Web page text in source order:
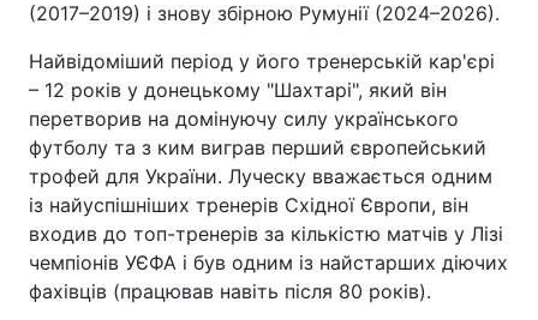
(2017–2019) і знову збірною Румунії (2024–2026).
Найвідоміший період у його тренерській кар'єрі
– 12 років у донецькому "Шахтарі", який він
перетворив на домінуючу силу українського
футболу та з ким виграв перший європейський
трофей для України. Луческу вважається одним
із найуспішніших тренерів Східної Європи, він
входив до топ-тренерів за кількістю матчів у Лізі
чемпіонів УЄФА і був одним із найстарших діючих
фахівців (працював навіть після 80 років).